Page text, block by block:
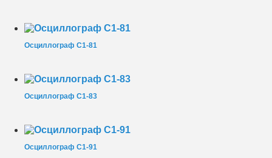
Осциллограф С1-81
Осциллограф С1-83
Осциллограф С1-91